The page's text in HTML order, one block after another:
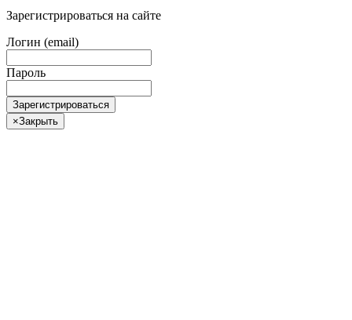
Зарегистрироваться на сайте
Логин (email)
Пароль
Зарегистрироваться
×Закрыть